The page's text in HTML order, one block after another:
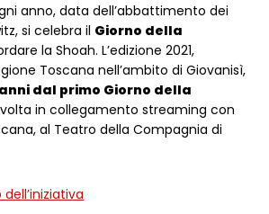
anno, data dell’abbattimento dei
si celebra il Giorno della
la Shoah. L’edizione 2021,
Toscana nell’ambito di Giovanisì,
dal primo Giorno della
in collegamento streaming con
al Teatro della Compagnia di